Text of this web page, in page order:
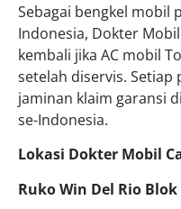
Sebagai bengkel mobil
Indonesia, Dokter
kembali jika AC mobil
setelah diservis.
jaminan klaim garansi
se-Indonesia.
Lokasi Dokter Mobil
Ruko Win Del Rio Blok